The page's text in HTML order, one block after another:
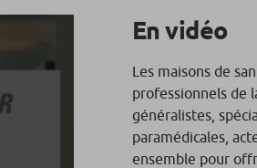
En vidéo
Les maisons de
professionnels de
généralistes,
paramédicales,
ensemble pour